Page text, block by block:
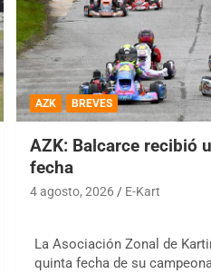
AZK BREVES
AZK: Balcarce recibió
fecha
4 agosto, 2026 E-Kart
La Asociación Zonal de
quinta fecha de su